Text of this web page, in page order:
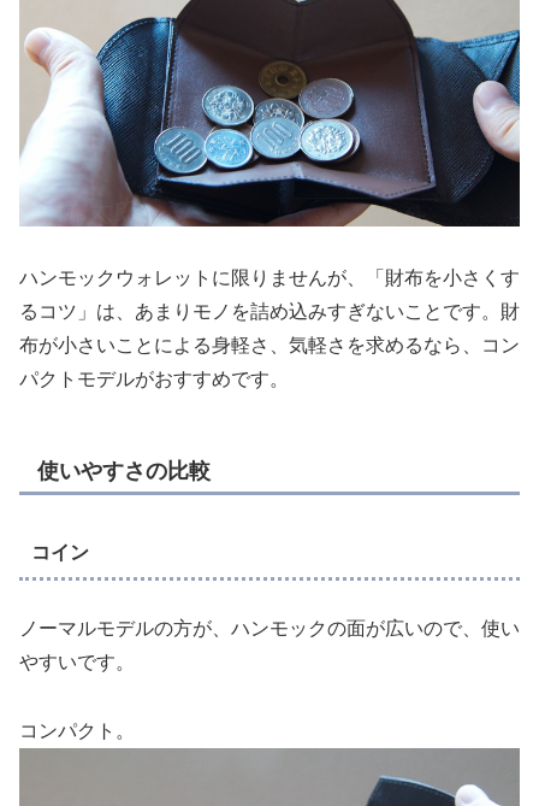
ハンモックウォレットに限りませんが、「財布を小さくす
るコツ」は、あまりモノを詰め込みすぎないことです。財
布が小さいことによる身軽さ、気軽さを求めるなら、コン
パクトモデルがおすすめです。
使いやすさの比較
コイン
ノーマルモデルの方が、ハンモックの面が広いので、使い
やすいです。
コンパクト。